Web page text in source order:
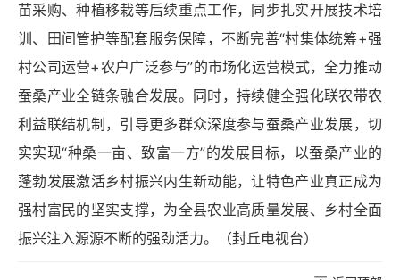
苗采购、种植移栽等后续重点工作，同步扎实开展技术培
训、田间管护等配套服务保障，不断完善“村集体统筹+强
村公司运营+农户广泛参与”的市场化运营模式，全力推动
蚕桑产业全链条融合发展。同时，持续健全强化联农带农
利益联结机制，引导更多群众深度参与蚕桑产业发展，切
实实现“种桑一亩、致富一方”的发展目标，以蚕桑产业的
蓬勃发展激活乡村振兴内生新动能，让特色产业真正成为
强村富民的坚实支撑，为全县农业高质量发展、乡村全面
振兴注入源源不断的强劲活力。（封丘电视台）